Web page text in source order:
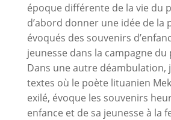
époque différente de la vie du
d’abord donner une idée de la
évoqués des souvenirs
jeunesse dans la campagne du
Dans une autre déambulation,
textes où le poète lituanien
exilé, évoque les souvenirs
enfance et de sa jeunesse à la